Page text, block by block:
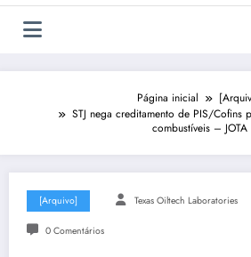
Página inicial
STJ nega creditamento de PIS/Cofins
combustíveis – JOTA
[Arquivo] Texas Oiltech Laboratories
0 Comentários